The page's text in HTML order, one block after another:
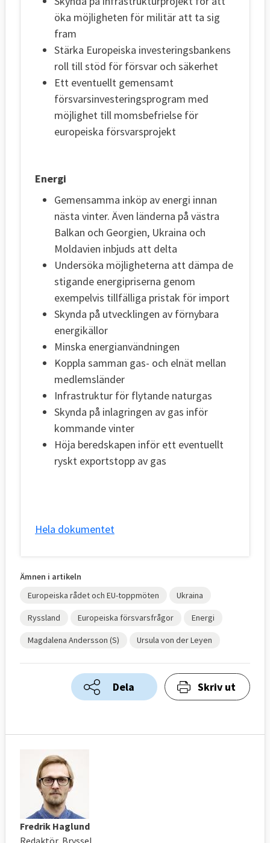
öka möjligheten för militär att ta sig
fram
Stärka Europeiska investeringsbankens
roll till stöd för försvar och säkerhet
Ett eventuellt gemensamt
försvarsinvesteringsprogram med
möjlighet till momsbefrielse för
europeiska försvarsprojekt
Energi
Gemensamma inköp av energi innan
nästa vinter. Även länderna på västra
Balkan och Georgien, Ukraina och
Moldavien inbjuds att delta
Undersöka möjligheterna att dämpa de
stigande energipriserna genom
exempelvis tillfälliga pristak för import
Skynda på utvecklingen av förnybara
energikällor
Minska energianvändningen
Koppla samman gas- och elnät mellan
medlemsländer
Infrastruktur för flytande naturgas
Skynda på inlagringen av gas inför
kommande vinter
Höja beredskapen inför ett eventuellt
ryskt exportstopp av gas
Hela dokumentet
Ämnen i artikeln
Europeiska rådet och EU-toppmöten
Ukraina
Ryssland Europeiska försvarsfrågor Energi
Magdalena Andersson (S) Ursula von der Leyen
Dela Skriv ut
Fredrik Haglund
Redaktör, Bryssel